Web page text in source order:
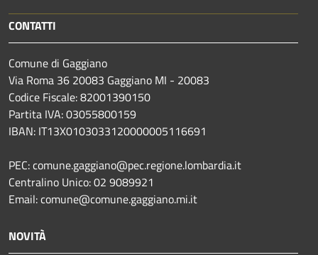
CONTATTI
Comune di Gaggiano
Via Roma 36 20083 Gaggiano MI - 20083
Codice Fiscale: 82001390150
Partita IVA: 03055800159
IBAN: IT13X0103033120000005116691
PEC: comune.gaggiano@pec.regione.lombardia.it
Centralino Unico: 02 9089921
Email: comune@comune.gaggiano.mi.it
NOVITÀ